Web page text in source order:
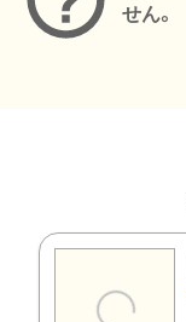
せん。